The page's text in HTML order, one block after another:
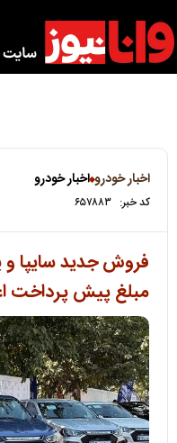
اخبار خودرو اخبار خودرو
کد خبر: ۶۵۷۸۸۳
مبلغ پیش پرداخت